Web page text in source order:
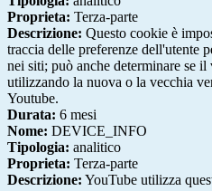
Proprieta: Terza-parte
Descrizione: Questo cookie è
traccia delle preferenze dell'utente
nei siti; può anche determinare se
utilizzando la nuova o la vecchia
Youtube.
Durata: 6 mesi
Nome: DEVICE_INFO
Tipologia: analitico
Proprieta: Terza-parte
Descrizione: YouTube utilizza